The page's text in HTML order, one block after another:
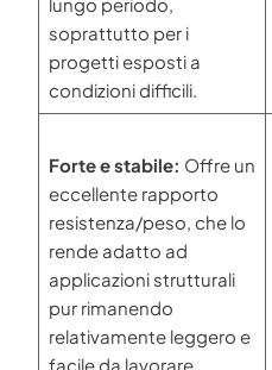
soprattutto per i
progetti esposti a
condizioni difficili.
Forte e stabile: Offre un
eccellente rapporto
resistenza/peso, che lo
rende adatto ad
applicazioni strutturali
pur rimanendo
relativamente leggero e
facile da lavorare.